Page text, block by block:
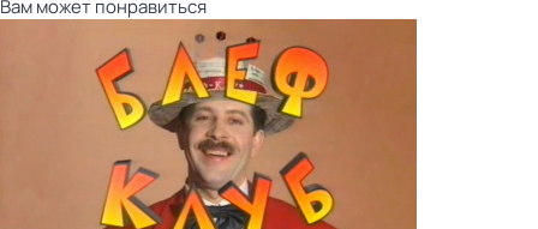
Вам может понравиться